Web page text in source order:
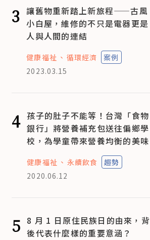
3 讓舊物重新踏上新旅程——古風
小白屋，維修的不只是電器更是
人與人間的連結
健康福祉 循環經濟
案例
2023.03.15
4 孩子的肚子不能等！台灣「食物
銀行」將營養補充包送往偏鄉學
校，為學童帶來營養均衡的美味
健康福祉 永續飲食
趨勢
2020.06.12
5 8 月 1 日原住民族日的由來，背
後代表什麼樣的重要意涵？